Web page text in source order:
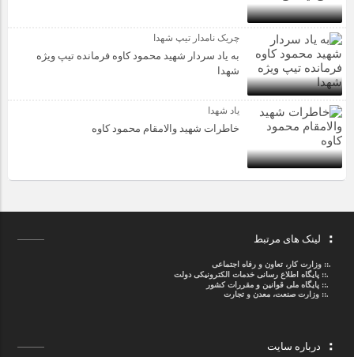
چریک نامدار تیپ شهدا
به یاد سردار شهید محمود کاوه فرمانده تیپ ویژه
شهدا
یاد شهدا
خاطرات شهید والامقام محمود کاوه‌
لینک های مرتبط
.::وزارت کار، تعاون و رفاه اجتماعی
.::پایگاه اطلاع رسانی خدمات الکترونیکی دولت
.::پایگاه ملی قوانین و مقررات کشور
.:: وزارت صنعت، معدن و تجارت
درباره سایت